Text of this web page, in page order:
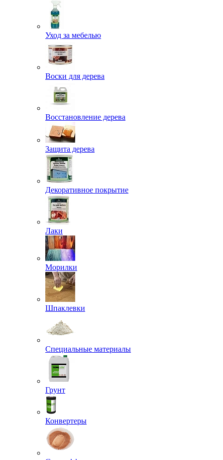
Уход за мебелью
Воски для дерева
Восстановление дерева
Защита дерева
Декоративное покрытие
Лаки
Морилки
Шпаклевки
Специальные материалы
Грунт
Конвертеры